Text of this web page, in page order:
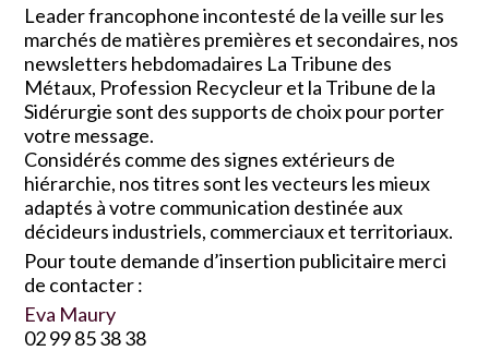
Leader francophone incontesté de la veille sur les
marchés de matières premières et secondaires, nos
newsletters hebdomadaires La Tribune des
Métaux, Profession Recycleur et la Tribune de la
Sidérurgie sont des supports de choix pour porter
votre message.
Considérés comme des signes extérieurs de
hiérarchie, nos titres sont les vecteurs les mieux
adaptés à votre communication destinée aux
décideurs industriels, commerciaux et territoriaux.
Pour toute demande d’insertion publicitaire merci
de contacter :
Eva Maury
02 99 85 38 38